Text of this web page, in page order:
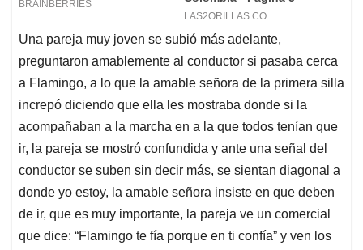
Una pareja muy joven se subió más adelante,
preguntaron amablemente al conductor si pasaba cerca
a Flamingo, a lo que la amable señora de la primera silla
increpó diciendo que ella les mostraba donde si la
acompañaban a la marcha en a la que todos tenían que
ir, la pareja se mostró confundida y ante una señal del
conductor se suben sin decir más, se sientan diagonal a
donde yo estoy, la amable señora insiste en que deben
de ir, que es muy importante, la pareja ve un comercial
que dice: “Flamingo te fía porque en ti confía” y ven los